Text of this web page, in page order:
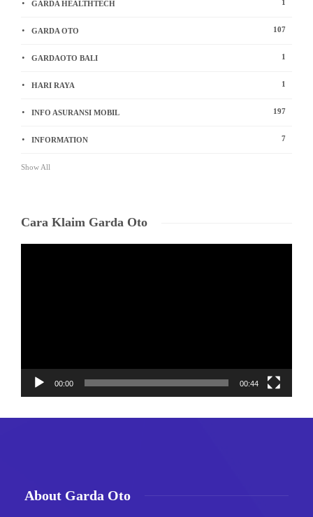
GARDA HEALTHTECH 1
GARDA OTO 107
GARDAOTO BALI 1
HARI RAYA 1
INFO ASURANSI MOBIL 197
INFORMATION 7
Show All
Cara Klaim Garda Oto
00:00 00:44
About Garda Oto